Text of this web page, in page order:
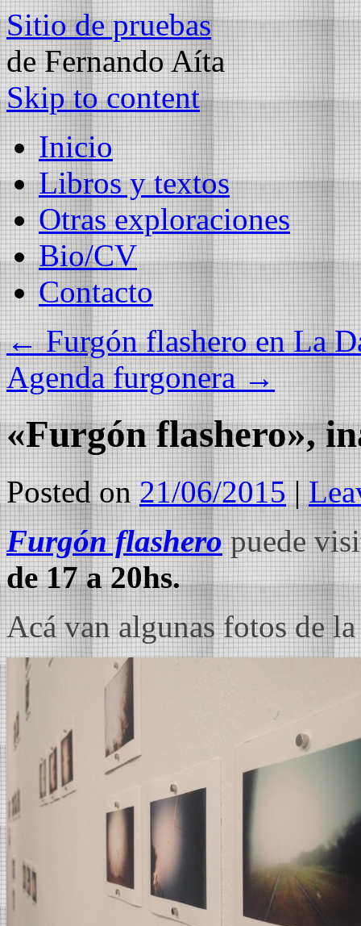
Sitio de pruebas
de Fernando Aíta
Skip to content
Inicio
Libros y textos
Otras exploraciones
Bio/CV
Contacto
←Furgón flashero en La
Agenda furgonera→
«Furgón flashero»,
Posted on 21/06/2015 |
Furgón flasheropuede
de 17 a 20hs.
Acá van algunas fotos de